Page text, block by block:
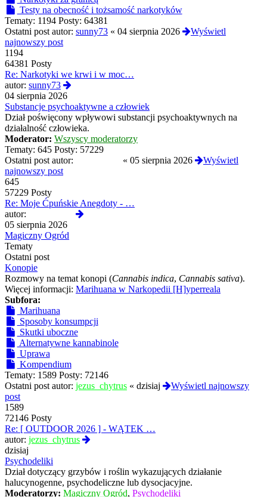
Testy na obecność i tożsamość narkotyków
Tematy: 1194 Posty: 64381
Ostatni post autor: sunny73 « 04 sierpnia 2026
Wyświetl
najnowszy post
1194
64381 Posty
Re: Narkotyki we krwi i w moc…
autor: sunny73
post
04 sierpnia 2026
Substancje psychoaktywne a człowiek
Dział poświęcony wpływowi substancji psychoaktywnych na
działalność człowieka.
Moderator: Wszyscy moderatorzy
Tematy: 645 Posty: 57229
Ostatni post autor:
« 05 sierpnia 2026
Wyświetl
najnowszy post
645
57229 Posty
Re: Moje Ćpuńskie Anegdoty - …
autor:
05 sierpnia 2026
Magiczny Ogród
Tematy
Ostatni post
Konopie
Rozmowy na temat konopi (Cannabis indica, Cannabis sativa).
Więcej informacji: Marihuana w Narkopedii [H]yperreala
Subfora:
Marihuana
Sposoby konsumpcji
Skutki uboczne
Alternatywne kannabinole
Uprawa
Kompendium
Tematy: 1589 Posty: 72146
Ostatni post autor: jezus_chytrus « dzisiaj
Wyświetl najnowszy
post
1589
72146 Posty
Re: [ OUTDOOR 2026 ] - WĄTEK …
autor: jezus_chytrus
dzisiaj
Psychodeliki
Dział dotyczący grzybów i roślin wykazujących działanie
halucynogenne, psychodeliczne lub dysocjacyjne.
Moderatorzy: Magiczny Ogród, Psychodeliki